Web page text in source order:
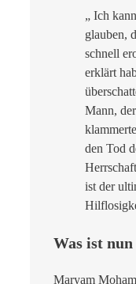
„ Ich
glauben,
schnell
erklärt
Mann,
den Tod
ist der
Was ist
Maryam